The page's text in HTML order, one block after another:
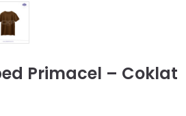
Primacel – Coklat